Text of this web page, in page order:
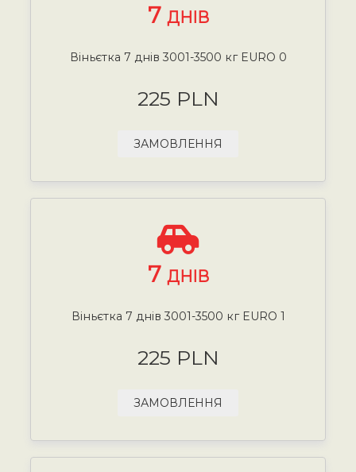
7 ДНІВ
Віньєтка 7 днів 3001-3500 кг EURO 0
225 PLN
ЗАМОВЛЕННЯ
7 ДНІВ
Віньєтка 7 днів 3001-3500 кг EURO 1
225 PLN
ЗАМОВЛЕННЯ